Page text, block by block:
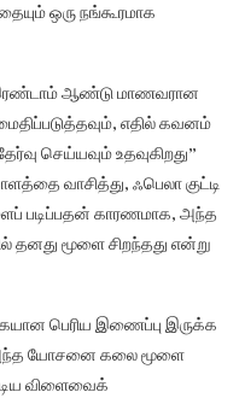
ஒரு நங்கூரமாக
இரண்டாம் ஆண்டு மாணவரான
எதில் கவனம்
செய்யவும் உதவுகிறது”
வாசித்து, ஃபெலா குட்டி
படிப்பதன் காரணமாக, அந்த
தனது மூளை சிறந்தது என்று
பெரிய இணைப்பு இருக்க
அந்த யோசனை கலை மூளை
விளைவைக்